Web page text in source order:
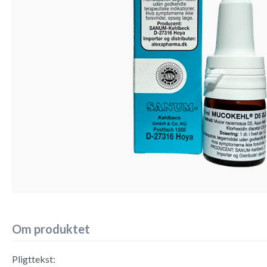
Om produktet
Pligttekst: